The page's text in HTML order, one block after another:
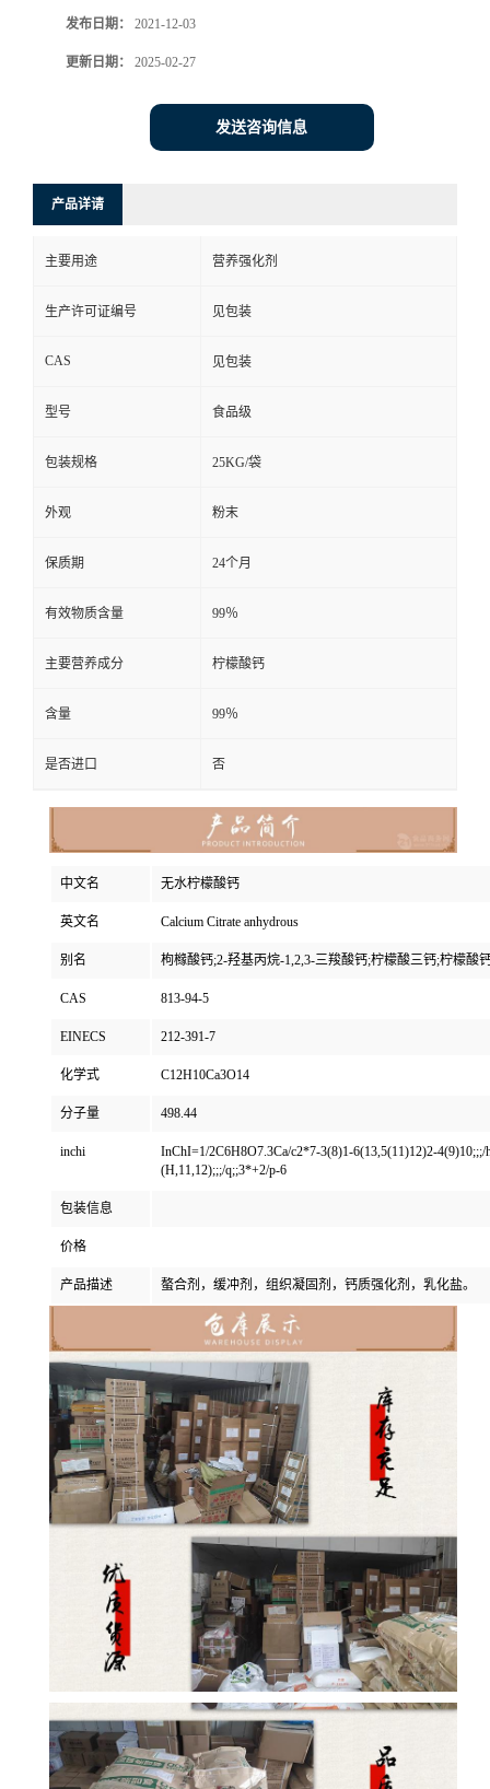
发布日期： 2021-12-03
更新日期： 2025-02-27
发送咨询信息
产品详请
主要用途 营养强化剂
生产许可证编号 见包装
CAS 见包装
型号 食品级
包装规格 25KG/袋
外观 粉末
保质期 24个月
有效物质含量 99％
主要营养成分 柠檬酸钙
含量 99％
是否进口 否
中文名 无水柠檬酸钙
英文名 Calcium Citrate anhydrous
别名 枸橼酸钙;2-羟基丙烷-1,2,3-三羧酸钙;柠檬酸三钙;柠檬酸
CAS 813-94-5
EINECS 212-391-7
化学式 C12H10Ca3O14
分子量 498.44
inchi
InChI=1/2C6H8O7.3Ca/c2*7-3(8)1-6(13,5(11)12)2-
(H,11,12);;;/q;;3*+2/p-6
包装信息
价格
产品描述 螯合剂，缓冲剂，组织凝固剂，钙质强化剂，乳化盐。